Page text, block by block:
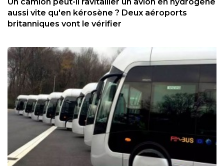
Un camion peut-il ravitailler un avion en hydrogène
aussi vite qu'en kérosène ? Deux aéroports
britanniques vont le vérifier